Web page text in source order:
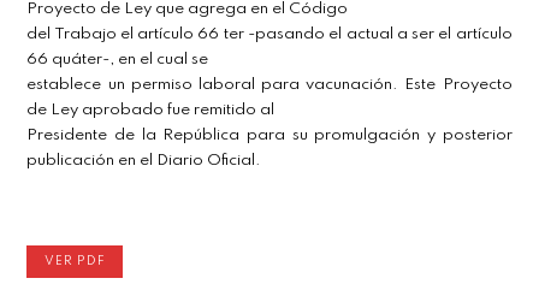
Proyecto de Ley que agrega en el Código
del Trabajo el artículo 66 ter -pasando el actual a ser el artículo
66 quáter-, en el cual se
establece un permiso laboral para vacunación. Este Proyecto
de Ley aprobado fue remitido al
Presidente de la República para su promulgación y posterior
publicación en el Diario Oficial.
VER PDF